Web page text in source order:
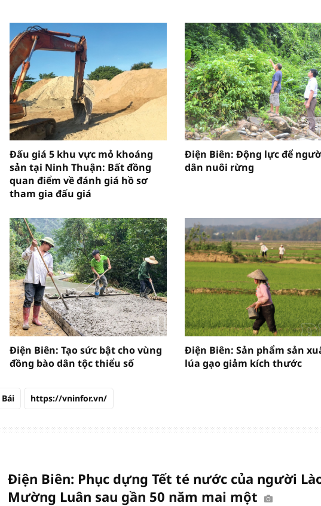
Đấu giá 5 khu vực mỏ khoáng
sản tại Ninh Thuận: Bất đồng
quan điểm về đánh giá hồ sơ
tham gia đấu giá
Điện Biên: Động lực để
dân nuôi rừng
Điện Biên: Tạo sức bật cho vùng
đồng bào dân tộc thiểu số
Điện Biên: Sản phẩm sản
lúa gạo giảm kích thước
Bái https://vninfor.vn/
Điện Biên: Phục dựng Tết té nước của người
Mường Luân sau gần 50 năm mai một